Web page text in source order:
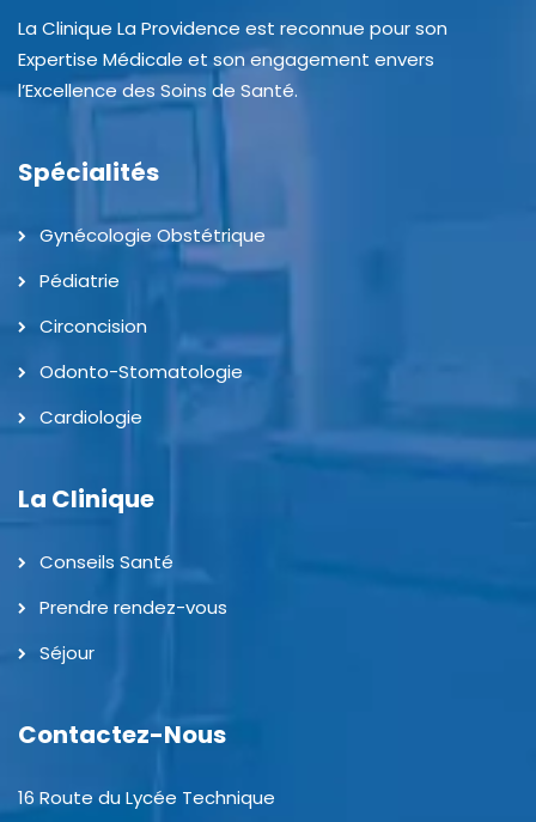
La Clinique La Providence est reconnue pour son
Expertise Médicale et son engagement envers
l’Excellence des Soins de Santé.
Spécialités
Gynécologie Obstétrique
Pédiatrie
Circoncision
Odonto-Stomatologie
Cardiologie
La Clinique
Conseils Santé
Prendre rendez-vous
Séjour
Contactez-Nous
16 Route du Lycée Technique